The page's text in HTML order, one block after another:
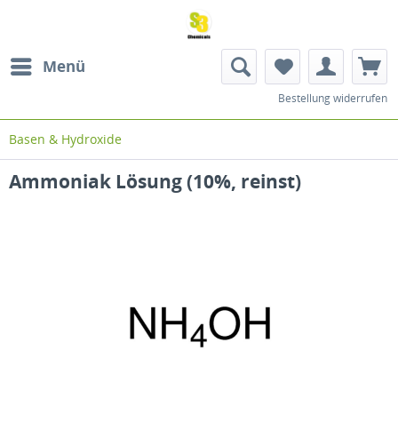
Menü
Bestellung widerrufen
Basen & Hydroxide
Ammoniak Lösung (10%, reinst)